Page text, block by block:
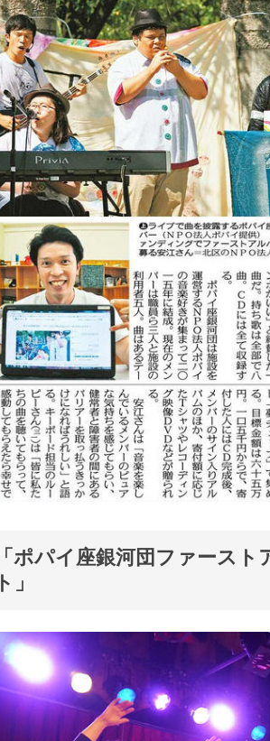
「ポパイ座銀河団ファース
ト」